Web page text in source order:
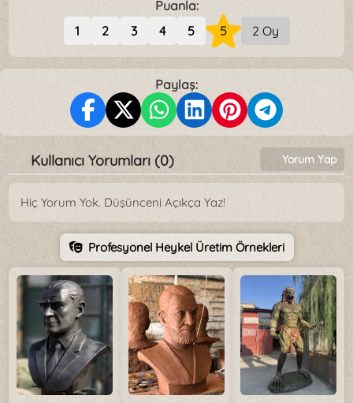
Puanla:
1
2 3 4 5 5 2 Oy
Paylaş:
Kullanıcı Yorumları (0) Yorum Yap
Hiç Yorum Yok. Düşünceni Açıkça Yaz!
Profesyonel Heykel Üretim Örnekleri